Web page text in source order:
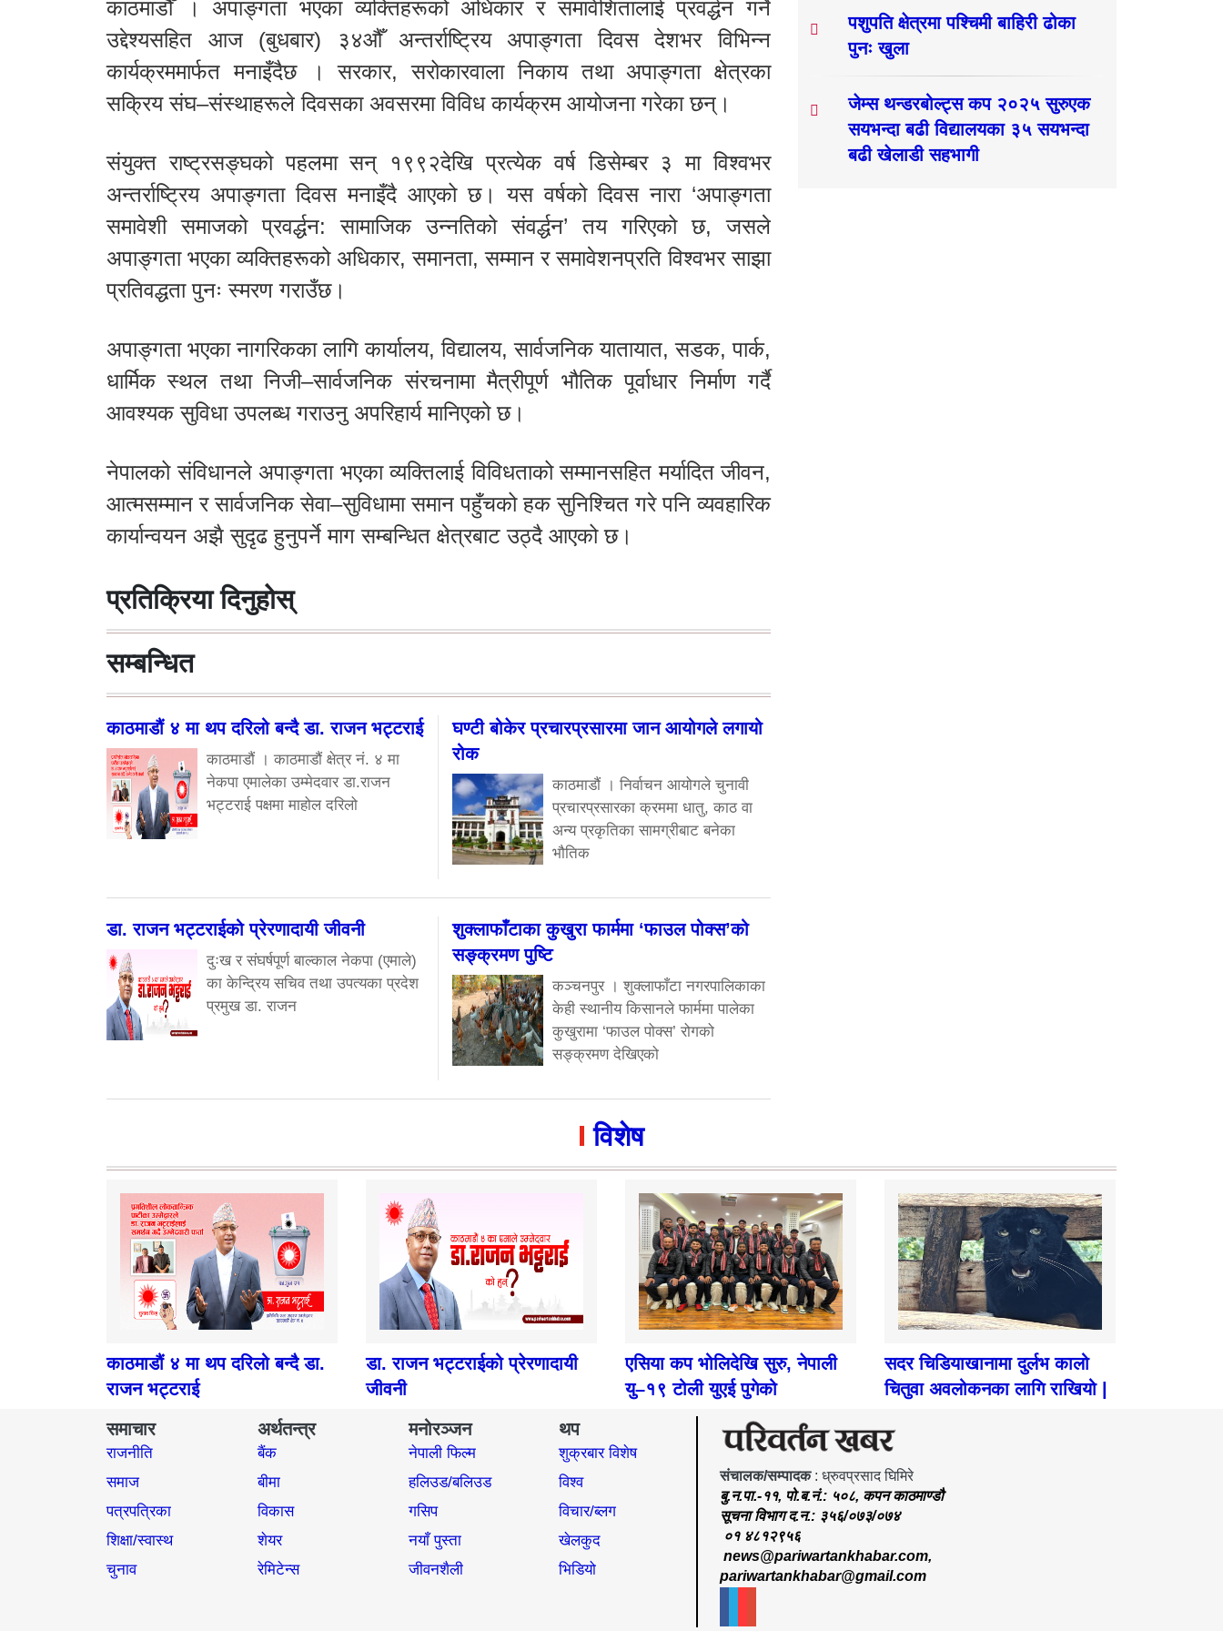
काठमाडौँ । अपाङ्गता भएका व्यक्तिहरूको अधिकार र समावेशितालाई प्रवर्द्धन गर्ने
उद्देश्यसहित आज (बुधबार) ३४औँ अन्तर्राष्ट्रिय अपाङ्गता दिवस देशभर विभिन्न
कार्यक्रममार्फत मनाइँदैछ । सरकार, सरोकारवाला निकाय तथा अपाङ्गता क्षेत्रका
सक्रिय संघ–संस्थाहरूले दिवसका अवसरमा विविध कार्यक्रम आयोजना गरेका छन्।
संयुक्त राष्ट्रसङ्घको पहलमा सन् १९९२देखि प्रत्येक वर्ष डिसेम्बर ३ मा विश्वभर
अन्तर्राष्ट्रिय अपाङ्गता दिवस मनाइँदै आएको छ। यस वर्षको दिवस नारा ‘अपाङ्गता
समावेशी समाजको प्रवर्द्धन: सामाजिक उन्नतिको संवर्द्धन’ तय गरिएको छ, जसले
अपाङ्गता भएका व्यक्तिहरूको अधिकार, समानता, सम्मान र समावेशनप्रति विश्वभर साझा
प्रतिवद्धता पुनः स्मरण गराउँछ।
अपाङ्गता भएका नागरिकका लागि कार्यालय, विद्यालय, सार्वजनिक यातायात, सडक, पार्क,
धार्मिक स्थल तथा निजी–सार्वजनिक संरचनामा मैत्रीपूर्ण भौतिक पूर्वाधार निर्माण गर्दै
आवश्यक सुविधा उपलब्ध गराउनु अपरिहार्य मानिएको छ।
नेपालको संविधानले अपाङ्गता भएका व्यक्तिलाई विविधताको सम्मानसहित मर्यादित जीवन,
आत्मसम्मान र सार्वजनिक सेवा–सुविधामा समान पहुँचको हक सुनिश्चित गरे पनि व्यवहारिक
कार्यान्वयन अझै सुदृढ हुनुपर्ने माग सम्बन्धित क्षेत्रबाट उठ्दै आएको छ।
प्रतिक्रिया दिनुहोस्
सम्बन्धित
काठमाडौं ४ मा थप दरिलो बन्दै डा. राजन भट्टराई
काठमाडौं । काठमाडौं क्षेत्र नं. ४ मा
नेकपा एमालेका उम्मेदवार डा.राजन
भट्टराई पक्षमा माहोल दरिलो
घण्टी बोकेर प्रचारप्रसारमा जान आयोगले लगायो
रोक
काठमाडौं । निर्वाचन आयोगले चुनावी
प्रचारप्रसारका क्रममा धातु, काठ वा
अन्य प्रकृतिका सामग्रीबाट बनेका
भौतिक
डा. राजन भट्टराईको प्रेरणादायी जीवनी
दुःख र संघर्षपूर्ण बाल्काल नेकपा (एमाले)
का केन्द्रिय सचिव तथा उपत्यका प्रदेश
प्रमुख डा. राजन
शुक्लाफाँटाका कुखुरा फार्ममा ‘फाउल पोक्स’को
सङ्क्रमण पुष्टि
कञ्चनपुर । शुक्लाफाँटा नगरपालिकाका
केही स्थानीय किसानले फार्ममा पालेका
कुखुरामा ‘फाउल पोक्स’ रोगको
सङ्क्रमण देखिएको
पशुपति क्षेत्रमा पश्चिमी बाहिरी ढोका
पुनः खुला
जेम्स थन्डरबोल्ट्स कप २०२५ सुरुएक
सयभन्दा बढी विद्यालयका ३५ सयभन्दा
बढी खेलाडी सहभागी
विशेष
काठमाडौं ४ मा थप दरिलो बन्दै डा.
राजन भट्टराई
डा. राजन भट्टराईको प्रेरणादायी
जीवनी
एसिया कप भोलिदेखि सुरु, नेपाली
यु–१९ टोली युएई पुगेको
सदर चिडियाखानामा दुर्लभ कालो
चितुवा अवलोकनका लागि राखियो |
समाचार
राजनीति
समाज​
पत्रपत्रिका
शिक्षा/स्वास्थ
चुनाव
अर्थतन्त्र
बैंक
बीमा
विकास
शेयर
रेमिटेन्स
मनोरञ्जन
नेपाली फिल्म
हलिउड/बलिउड
गसिप
नयाँ पुस्ता
जीवनशैली
थप
शुक्रबार विशेष
विश्व
विचार/ब्लग
खेलकुद
भिडियो
संचालक/सम्पादक: ध्रुवप्रसाद घिमिरे
बु.न.पा.-११, पो.ब.नं.: ५०८, कपन काठमाण्डौ
सूचना विभाग द.न.: ३५६/०७३/०७४
०१ ४८१२९५६
news@pariwartankhabar.com,
pariwartankhabar@gmail.com